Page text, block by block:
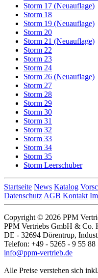
Storm 17 (Neuauflage)
Storm 18
Storm 19 (Neuauflage)
Storm 20
Storm 21 (Neuauflage)
Storm 22
Storm 23
Storm 24
Storm 26 (Neuauflage)
Storm 27
Storm 28
Storm 29
Storm 30
Storm 31
Storm 32
Storm 33
Storm 34
Storm 35
Storm Leerschuber
Startseite News Katalog
Datenschutz AGB Kontakt
Copyright © 2026 PPM
PPM Vertriebs GmbH & Co.
DE - 32694 Dörentrup,
Telefon: +49 - 5265 - 9 55
info@ppm-vertrieb.de
Alle Preise verstehen sich